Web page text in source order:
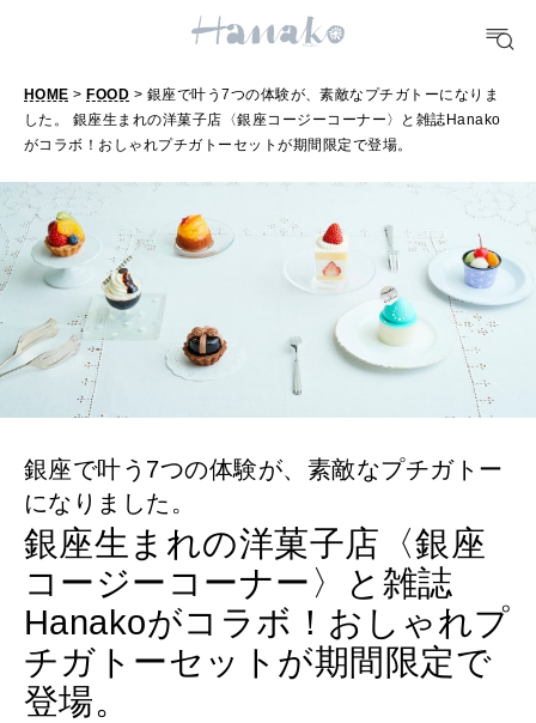
明日のわたし
[12星座別] Monthly Love Holoscope
女神まり愛のタロットメッセージ
算命学がわかる今月のあなた
HEALTH
自分にやさしく
LEARN
MAMA
SUSTAINABLE
CULTURE
自分を耕す
HOME > FOOD > 銀座で叶う7つの体験が、素敵なプチガトーになりま
した。 銀座生まれの洋菓子店〈銀座コージーコーナー〉と雑誌Hanako
がコラボ！おしゃれプチガトーセットが期間限定で登場。
銀座で叶う7つの体験が、素敵なプチガトー
になりました。
銀座生まれの洋菓子店〈銀座
コージーコーナー〉と雑誌
Hanakoがコラボ！おしゃれプ
チガトーセットが期間限定で
登場。